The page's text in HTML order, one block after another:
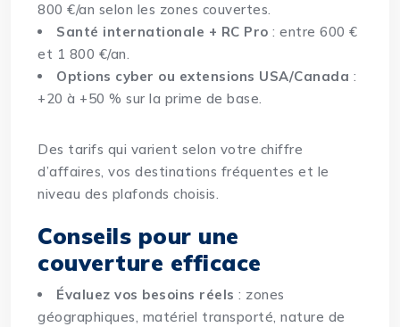
800 €/an selon les zones couvertes.
Santé internationale + RC Pro : entre 600 €
et 1 800 €/an.
Options cyber ou extensions USA/Canada :
+20 à +50 % sur la prime de base.
Des tarifs qui varient selon votre chiffre
d’affaires, vos destinations fréquentes et le
niveau des plafonds choisis.
Conseils pour une
couverture efficace
Évaluez vos besoins réels : zones
géographiques, matériel transporté, nature de